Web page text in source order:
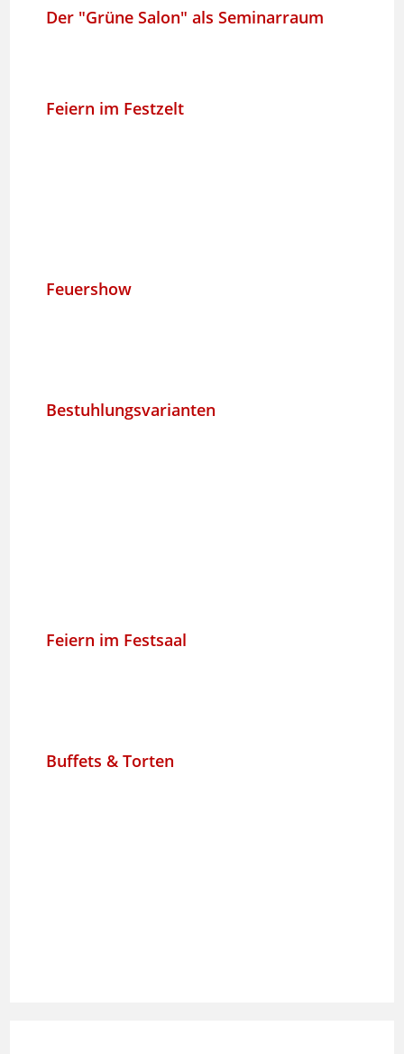
Der "Grüne Salon" als Seminarraum
Feiern im Festzelt
Feuershow
Bestuhlungsvarianten
Feiern im Festsaal
Buffets & Torten